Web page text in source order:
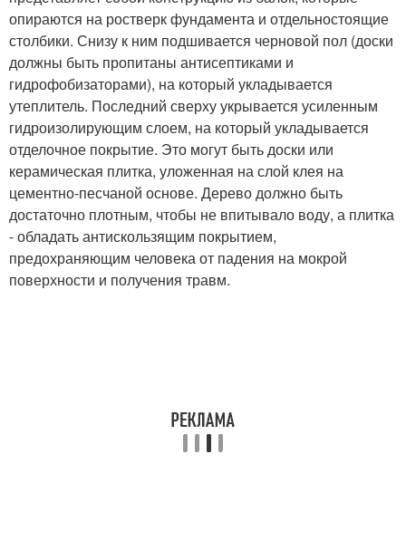
опираются на ростверк фундамента и отдельностоящие
столбики. Снизу к ним подшивается черновой пол (доски
должны быть пропитаны антисептиками и
гидрофобизаторами), на который укладывается
утеплитель. Последний сверху укрывается усиленным
гидроизолирующим слоем, на который укладывается
отделочное покрытие. Это могут быть доски или
керамическая плитка, уложенная на слой клея на
цементно-песчаной основе. Дерево должно быть
достаточно плотным, чтобы не впитывало воду, а плитка
- обладать антискользящим покрытием,
предохраняющим человека от падения на мокрой
поверхности и получения травм.